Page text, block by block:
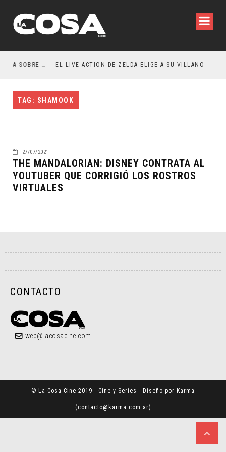
RESEÑA LA INVITACIÓN: OLIVIA WILDE REFLEXIONA SOBRE LA VIDA CONYUGAL EL LIVE-ACTION DE ZELDA ELIGE A SU VILLANO
TAG: SHAMOOK
27/07/2021
THE MANDALORIAN: DISNEY CONTRATA AL
YOUTUBER QUE CORRIGIÓ LOS ROSTROS
VIRTUALES
CONTACTO
web@lacosacine.com
© La Cosa Cine 2019 - Cine y Series - Diseño por Karma
(contacto@karma.com.ar)